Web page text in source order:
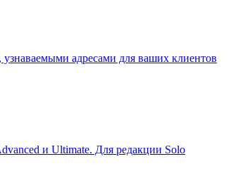
адресами для ваших клиентов
и Ultimate. Для редакции Solo